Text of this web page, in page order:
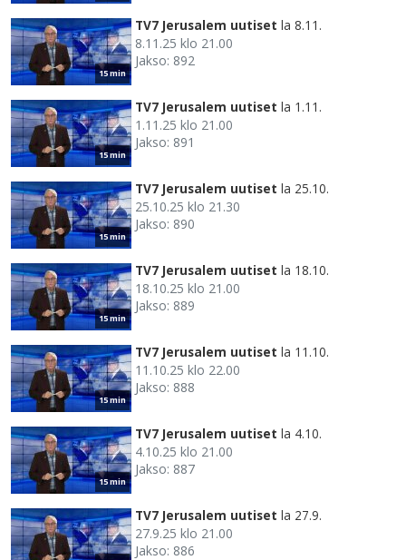
15 min
TV7 Jerusalem uutiset la 8.11.
8.11.25 klo 21.00
Jakso: 892
15 min
TV7 Jerusalem uutiset la 1.11.
1.11.25 klo 21.00
Jakso: 891
15 min
TV7 Jerusalem uutiset la 25.10.
25.10.25 klo 21.30
Jakso: 890
15 min
TV7 Jerusalem uutiset la 18.10.
18.10.25 klo 21.00
Jakso: 889
15 min
TV7 Jerusalem uutiset la 11.10.
11.10.25 klo 22.00
Jakso: 888
15 min
TV7 Jerusalem uutiset la 4.10.
4.10.25 klo 21.00
Jakso: 887
TV7 Jerusalem uutiset la 27.9.
27.9.25 klo 21.00
Jakso: 886